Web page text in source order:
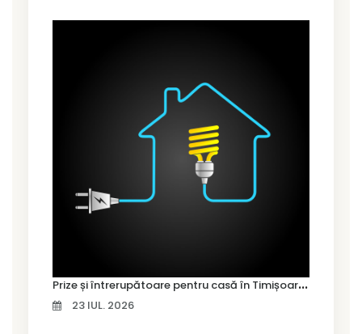
P
rize și întrerupătoare pentru casă în Timișoara – cum alegi variantele potrivite
23 IUL. 2026